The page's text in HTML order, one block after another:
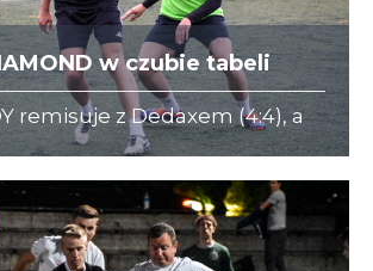
w czubie tabeli
remisuje z Dedaxem (4:4), a
pokonuje Forty